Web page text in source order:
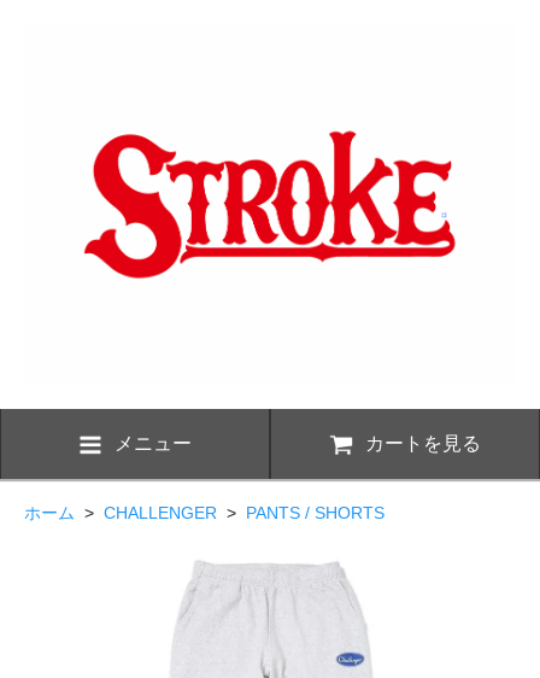
メニュー カートを見る
ホーム > CHALLENGER > PANTS / SHORTS